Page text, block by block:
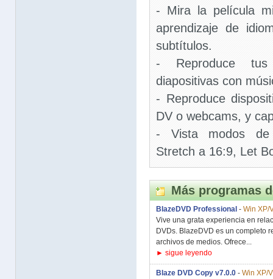
- Mira la película
aprendizaje de
subtítulos.
- Reproduce
diapositivas con
- Reproduce
DV o webcams, y
- Vista modos de
Stretch a 16:9, Let
Más programas
BlazeDVD Professional - Win XP/
Vive una grata experiencia en
DVDs. BlazeDVD es un completo
archivos de medios. Ofrece...
► sigue leyendo
Blaze DVD Copy v7.0.0 - Win XP/